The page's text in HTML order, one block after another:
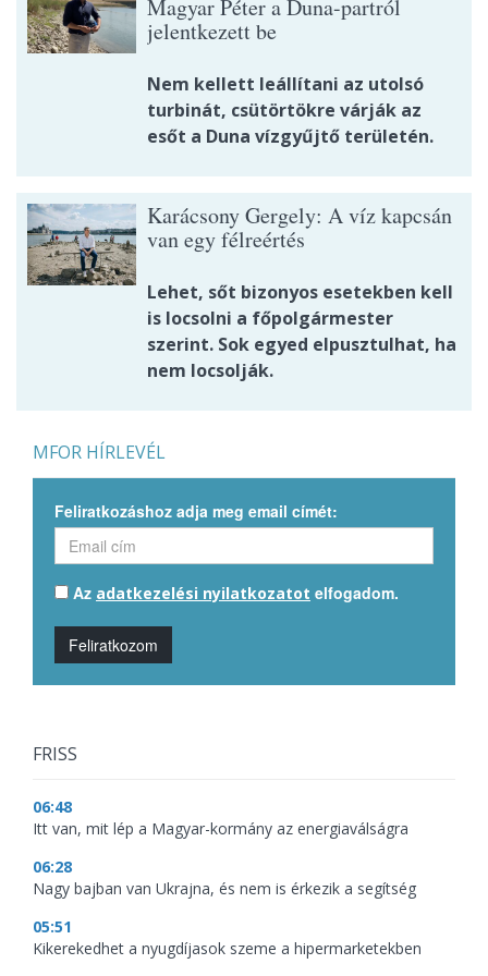
Magyar Péter a Duna-partról
jelentkezett be
Nem kellett leállítani az utolsó
turbinát, csütörtökre várják az
esőt a Duna vízgyűjtő területén.
Karácsony Gergely: A víz kapcsán
van egy félreértés
Lehet, sőt bizonyos esetekben kell
is locsolni a főpolgármester
szerint. Sok egyed elpusztulhat, ha
nem locsolják.
MFOR HÍRLEVÉL
Feliratkozáshoz adja meg email címét:
Az adatkezelési nyilatkozatot elfogadom.
Feliratkozom
FRISS
06:48
Itt van, mit lép a Magyar-kormány az energiaválságra
06:28
Nagy bajban van Ukrajna, és nem is érkezik a segítség
05:51
Kikerekedhet a nyugdíjasok szeme a hipermarketekben